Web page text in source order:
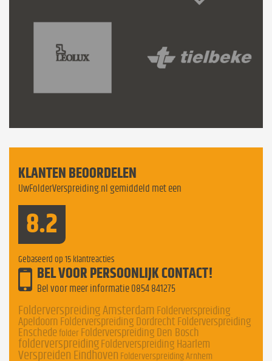
KLANTEN BEOORDELEN
UwFolderVerspreiding.nl gemiddeld met een
8.2
Gebaseerd op 15 klantreacties
BEL VOOR PERSOONLIJK CONTACT!
Bel voor meer informatie 0854 841275
Folderverspreiding Amsterdam Folderverspreiding
Apeldoorn Folderverspreiding Dordrecht Folderverspreiding
Enschede folder Folderverspreiding Den Bosch
folderverspreiding Folderverspreiding Haarlem
Verspreiden Eindhoven Folderverspreiding Arnhem